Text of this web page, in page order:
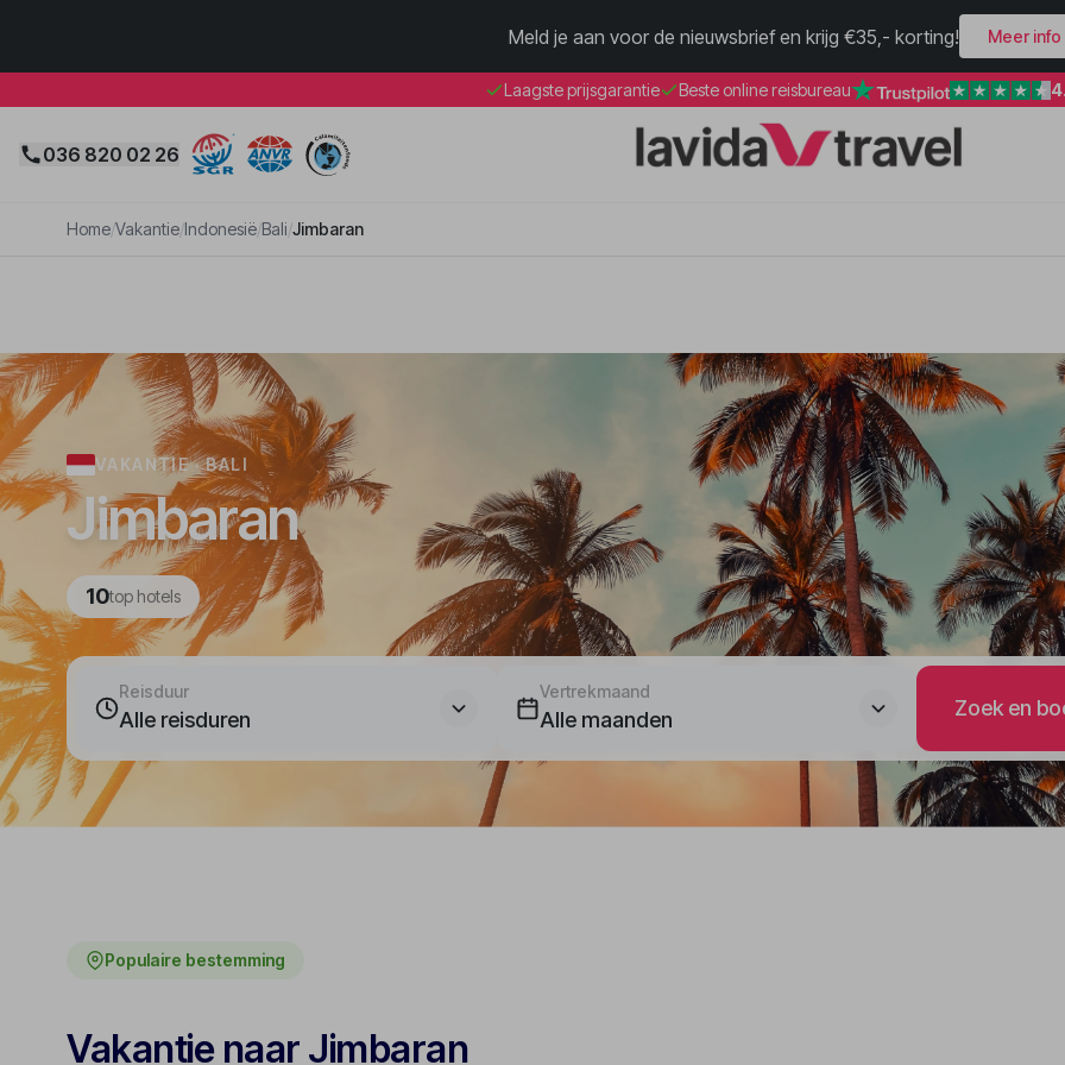
Meld je aan voor de nieuwsbrief en krijg €35,- korting! Meer info
Laagste prijsgarantie Beste online reisbureau
036 820 02 26
Home/Vakantie/Indonesië/Bali/Jimbaran
VAKANTIE · BALI
Jimbaran
10top hotels
Reisduur
Alle reisduren
Vertrekmaand
Alle maanden Zoek en
Populaire bestemming
Vakantie naar Jimbaran